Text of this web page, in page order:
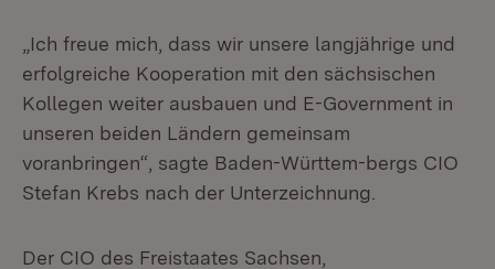
„Ich freue mich, dass wir unsere langjährige und
erfolgreiche Kooperation mit den sächsischen
Kollegen weiter ausbauen und E-Government in
unseren beiden Ländern gemeinsam
voranbringen“, sagte Baden-Württem-bergs CIO
Stefan Krebs nach der Unterzeichnung.
Der CIO des Freistaates Sachsen,